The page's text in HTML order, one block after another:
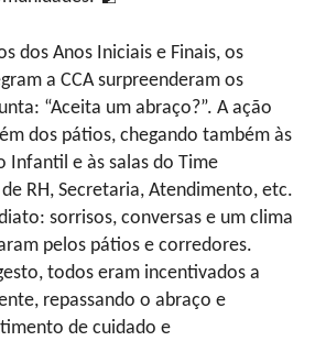
dos Anos Iniciais e Finais, os
a CCA surpreenderam os
“Aceita um abraço?”. A ação
dos pátios, chegando também às
Infantil e às salas do Time
RH, Secretaria, Atendimento, etc.
sorrisos, conversas e um clima
pelos pátios e corredores.
todos eram incentivados a
repassando o abraço e
de cuidado e